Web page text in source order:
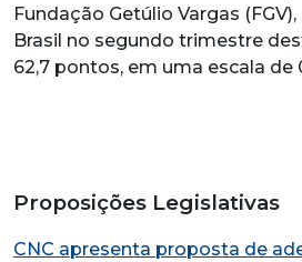
Fundação Getúlio Vargas
Brasil no segundo trimestre
62,7 pontos, em uma escala de
Proposições Legislativas
CNC apresenta proposta de